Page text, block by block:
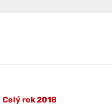
Celý rok 2018